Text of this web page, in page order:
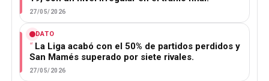
27/05/2026
DATO
La Liga acabó con el 50% de partidos perdidos y
San Mamés superado por siete rivales.
27/05/2026